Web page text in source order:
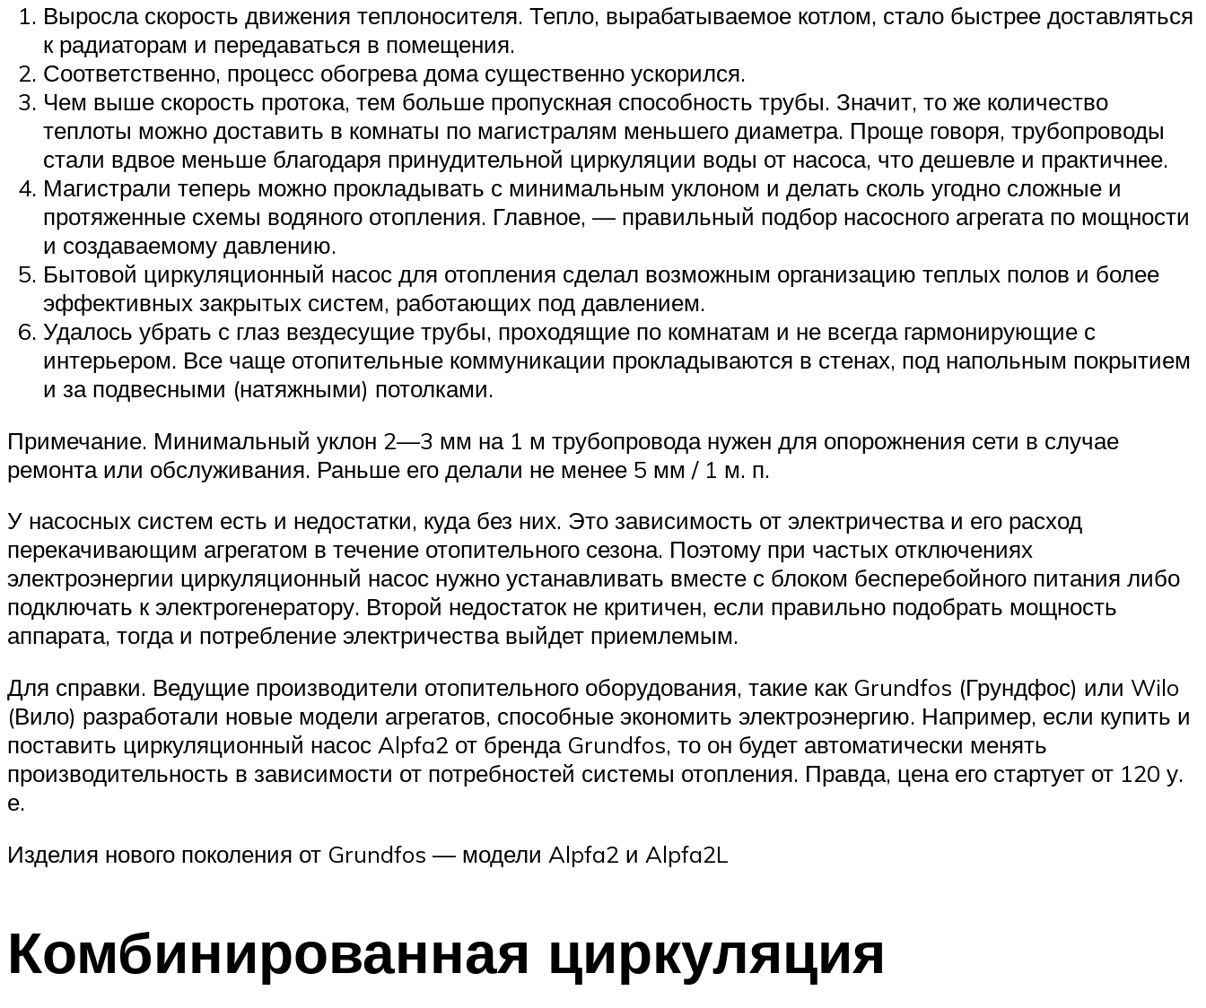
Выросла скорость движения теплоносителя. Тепло, вырабатываемое котлом, стало быстрее доставляться
к радиаторам и передаваться в помещения.
Соответственно, процесс обогрева дома существенно ускорился.
Чем выше скорость протока, тем больше пропускная способность трубы. Значит, то же количество
теплоты можно доставить в комнаты по магистралям меньшего диаметра. Проще говоря, трубопроводы
стали вдвое меньше благодаря принудительной циркуляции воды от насоса, что дешевле и практичнее.
Магистрали теперь можно прокладывать с минимальным уклоном и делать сколь угодно сложные и
протяженные схемы водяного отопления. Главное, — правильный подбор насосного агрегата по мощности
и создаваемому давлению.
Бытовой циркуляционный насос для отопления сделал возможным организацию теплых полов и более
эффективных закрытых систем, работающих под давлением.
Удалось убрать с глаз вездесущие трубы, проходящие по комнатам и не всегда гармонирующие с
интерьером. Все чаще отопительные коммуникации прокладываются в стенах, под напольным покрытием
и за подвесными (натяжными) потолками.
Примечание. Минимальный уклон 2—3 мм на 1 м трубопровода нужен для опорожнения сети в случае
ремонта или обслуживания. Раньше его делали не менее 5 мм / 1 м. п.
У насосных систем есть и недостатки, куда без них. Это зависимость от электричества и его расход
перекачивающим агрегатом в течение отопительного сезона. Поэтому при частых отключениях
электроэнергии циркуляционный насос нужно устанавливать вместе с блоком бесперебойного питания либо
подключать к электрогенератору. Второй недостаток не критичен, если правильно подобрать мощность
аппарата, тогда и потребление электричества выйдет приемлемым.
Для справки. Ведущие производители отопительного оборудования, такие как Grundfos (Грундфос) или Wilo
(Вило) разработали новые модели агрегатов, способные экономить электроэнергию. Например, если купить и
поставить циркуляционный насос Alpfa2 от бренда Grundfos, то он будет автоматически менять
производительность в зависимости от потребностей системы отопления. Правда, цена его стартует от 120 у.
е.
Изделия нового поколения от Grundfos — модели Alpfa2 и Alpfa2L
Комбинированная циркуляция